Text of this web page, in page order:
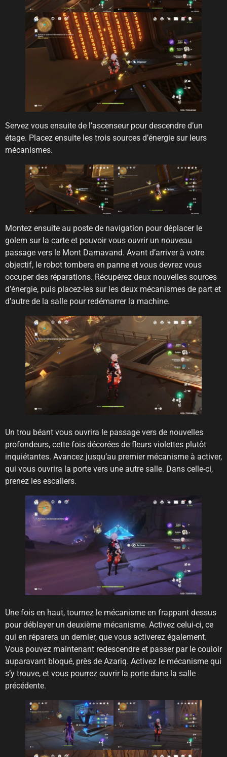
Servez vous ensuite de l’ascenseur pour descendre d’un
étage. Placez ensuite les trois sources d’énergie sur leurs
mécanismes.
Montez ensuite au poste de navigation pour déplacer le
golem sur la carte et pouvoir vous ouvrir un nouveau
passage vers le Mont Damavand. Avant d’arriver à votre
objectif, le robot tombera en panne et vous devrez vous
occuper des réparations. Récupérez deux nouvelles sources
d’énergie, puis placez-les sur les deux mécanismes de part et
d’autre de la salle pour redémarrer la machine.
Un trou béant vous ouvrira le passage vers de nouvelles
profondeurs, cette fois décorées de fleurs violettes plutôt
inquiétantes. Avancez jusqu’au premier mécanisme à activer,
qui vous ouvrira la porte vers une autre salle. Dans celle-ci,
prenez les escaliers.
Une fois en haut, tournez le mécanisme en frappant dessus
pour déblayer un deuxième mécanisme. Activez celui-ci, ce
qui en réparera un dernier, que vous activerez également.
Vous pouvez maintenant redescendre et passer par le couloir
auparavant bloqué, près de Azariq. Activez le mécanisme qui
s’y trouve, et vous pourrez ouvrir la porte dans la salle
précédente.